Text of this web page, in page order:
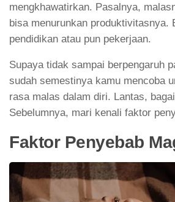
mengkhawatirkan. Pasalnya,
bisa menurunkan produktivitasnya.
pendidikan atau pun pekerjaan.
Supaya tidak sampai berpengaruh
sudah semestinya kamu mencoba
rasa malas dalam diri. Lantas,
Sebelumnya, mari kenali faktor
Faktor Penyebab